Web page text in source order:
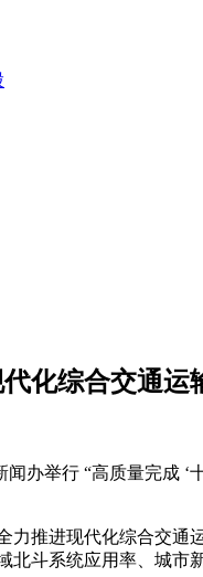
化综合交通运
办举行 “高质量完成
力推进现代化综合交通
北斗系统应用率、城市